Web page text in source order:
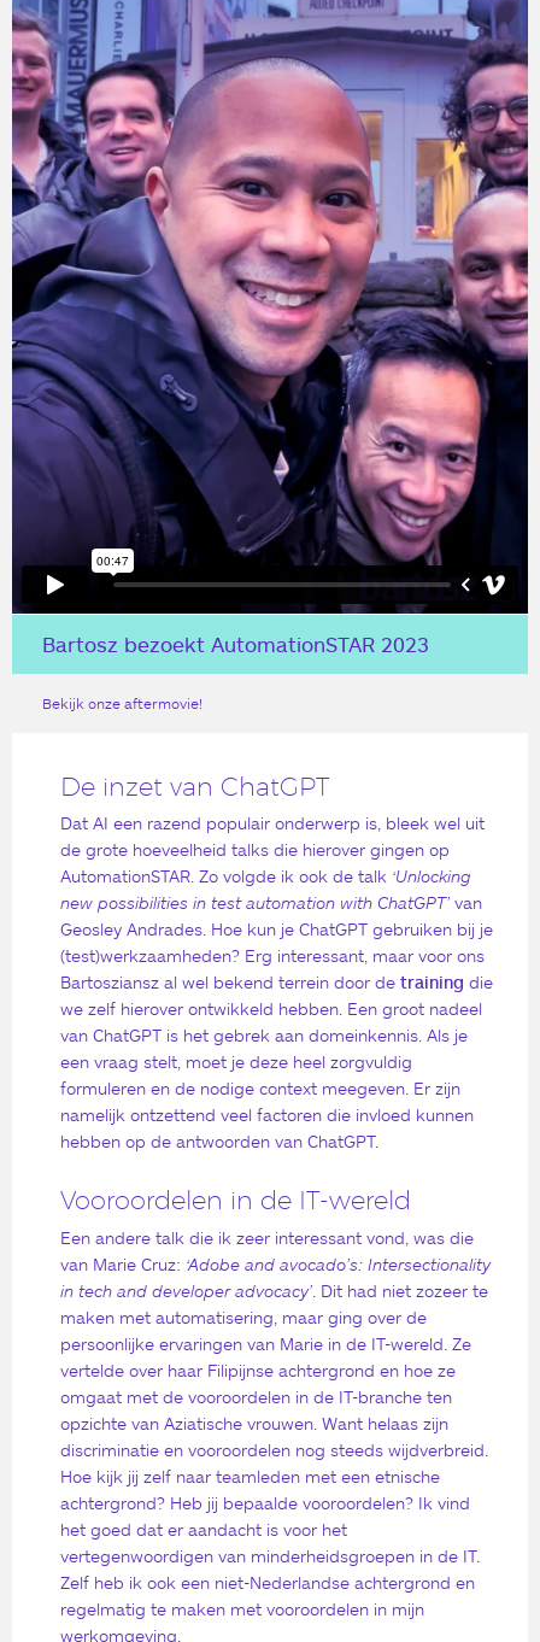
Bartosz bezoekt AutomationSTAR 2023
Bekijk onze aftermovie!
De inzet van ChatGPT
Dat AI een razend populair onderwerp is, bleek wel uit
de grote hoeveelheid talks die hierover gingen op
AutomationSTAR. Zo volgde ik ook de talk ‘Unlocking
new possibilities in test automation with ChatGPT’ van
Geosley Andrades. Hoe kun je ChatGPT gebruiken bij je
(test)werkzaamheden? Erg interessant, maar voor ons
Bartosziansz al wel bekend terrein door de training die
we zelf hierover ontwikkeld hebben. Een groot nadeel
van ChatGPT is het gebrek aan domeinkennis. Als je
een vraag stelt, moet je deze heel zorgvuldig
formuleren en de nodige context meegeven. Er zijn
namelijk ontzettend veel factoren die invloed kunnen
hebben op de antwoorden van ChatGPT.
Vooroordelen in de IT-wereld
Een andere talk die ik zeer interessant vond, was die
van Marie Cruz: ‘Adobe and avocado’s: Intersectionality
in tech and developer advocacy’ . Dit had niet zozeer te
maken met automatisering, maar ging over de
persoonlijke ervaringen van Marie in de IT-wereld. Ze
vertelde over haar Filipijnse achtergrond en hoe ze
omgaat met de vooroordelen in de IT-branche ten
opzichte van Aziatische vrouwen. Want helaas zijn
discriminatie en vooroordelen nog steeds wijdverbreid.
Hoe kijk jij zelf naar teamleden met een etnische
achtergrond? Heb jij bepaalde vooroordelen? Ik vind
het goed dat er aandacht is voor het
vertegenwoordigen van minderheidsgroepen in de IT.
Zelf heb ik ook een niet-Nederlandse achtergrond en
regelmatig te maken met vooroordelen in mijn
werkomgeving.